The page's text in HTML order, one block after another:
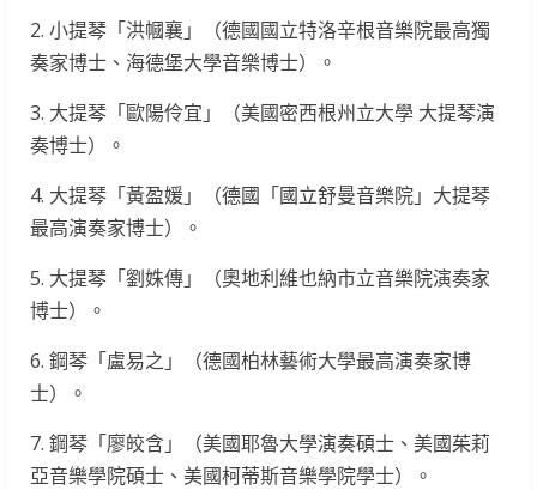
2. 小提琴「洪幗襄」（德國國立特洛辛根音樂院最高獨
奏家博士、海德堡大學音樂博士）。
3. 大提琴「歐陽伶宜」（美國密西根州立大學 大提琴演
奏博士）。
4. 大提琴「黃盈媛」（德國「國立舒曼音樂院」大提琴
最高演奏家博士）。
5. 大提琴「劉姝傳」（奧地利維也納市立音樂院演奏家
博士）。
6. 鋼琴「盧易之」（德國柏林藝術大學最高演奏家博
士）。
7. 鋼琴「廖皎含」（美國耶魯大學演奏碩士、美國茱莉
亞音樂學院碩士、美國柯蒂斯音樂學院學士）。